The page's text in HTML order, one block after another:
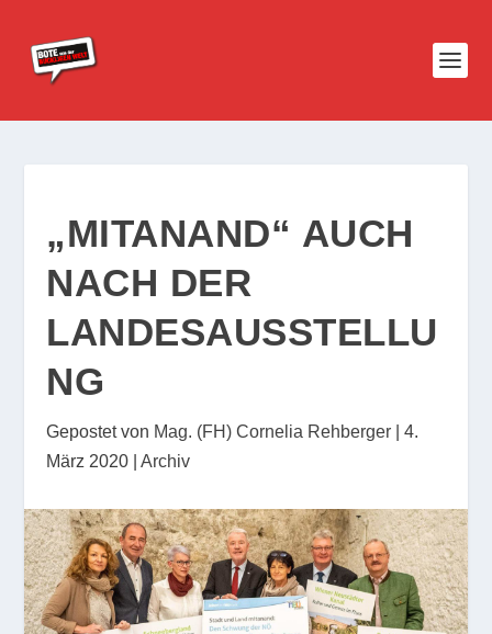
„MITANAND“ AUCH
NACH DER
LANDESAUSSTELLU
NG
Gepostet von Mag. (FH) Cornelia Rehberger |4.
März 2020 |Archiv